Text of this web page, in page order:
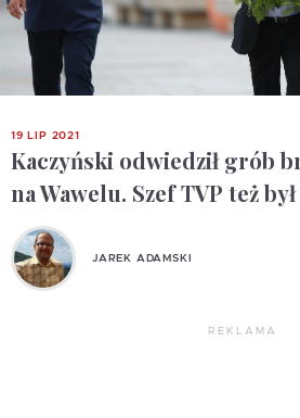
19 LIP 2021
Kaczyński odwiedził grób
na Wawelu. Szef TVP też był
JAREK ADAMSKI
REKLAMA